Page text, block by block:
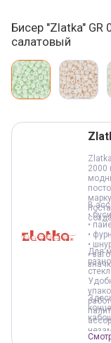
Бисер "Zlatka" GR
салатовый
Варианты
Добавление в
2000
В
•
•
•
•
•
Для
ассортимента